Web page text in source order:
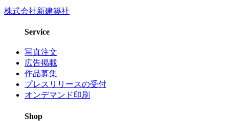
株式会社新建築社
Service
写真注文
広告掲載
作品募集
プレスリリースの受付
オンデマンド印刷
Shop